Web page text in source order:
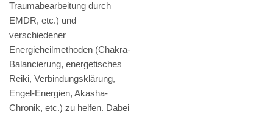
Traumabearbeitung durch
EMDR, etc.) und
verschiedener
Energieheilmethoden (Chakra-
Balancierung, energetisches
Reiki, Verbindungsklärung,
Engel-Energien, Akasha-
Chronik, etc.) zu helfen. Dabei